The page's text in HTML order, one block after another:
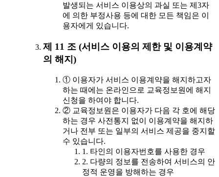
발생되는 서비스 이용상의 과실 또는 제3자
에 의한 부정사용 등에 대한 모든 책임은 이
용자에게 있습니다.
제 11 조 (서비스 이용의 제한 및 이용계약
의 해지)
① 이용자가 서비스 이용계약을 해지하고자
하는 때에는 온라인으로 교육정보원에 해지
신청을 하여야 합니다.
② 교육정보원은 이용자가 다음 각 호에 해당
하는 경우 사전통지 없이 이용계약을 해지하
거나 전부 또는 일부의 서비스 제공을 중지할
수 있습니다.
1. 타인의 이용자번호를 사용한 경우
2. 다량의 정보를 전송하여 서비스의 안
정적 운영을 방해하는 경우